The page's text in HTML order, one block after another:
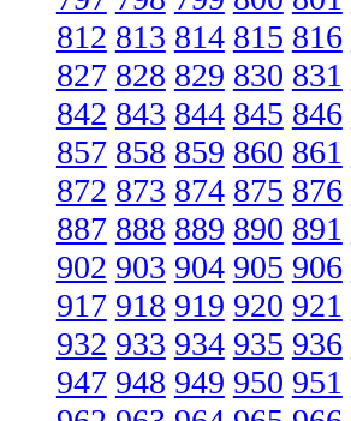
812 813 814 815 816
827 828 829 830 831
842 843 844 845 846
857 858 859 860 861
872 873 874 875 876
887 888 889 890 891
902 903 904 905 906
917 918 919 920 921
932 933 934 935 936
947 948 949 950 951